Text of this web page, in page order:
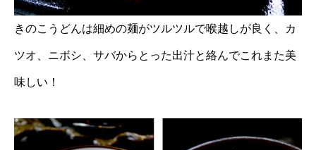
きのこうどんは細めの麺がツルツルで喉越しが良く、カ
ツオ、ニボシ、サバからとった出汁と絡んでこれまた美
味しい！